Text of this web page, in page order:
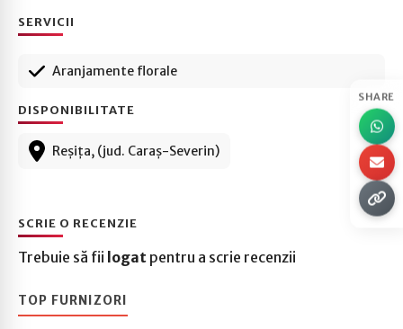
SHARE
SERVICII
Aranjamente florale
DISPONIBILITATE
Reșița, (jud. Caraș-Severin)
SCRIE O RECENZIE
Trebuie să fii logat pentru a scrie recenzii
TOP FURNIZORI